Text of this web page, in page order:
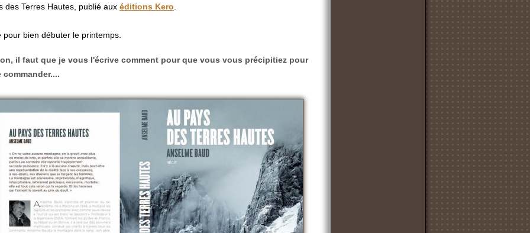
des Terres Hautes, publié aux éditions Kero
pour bien débuter le printemps.
il faut que je vous l'écrive comment pour que vous vous précipitiez pour
commander....